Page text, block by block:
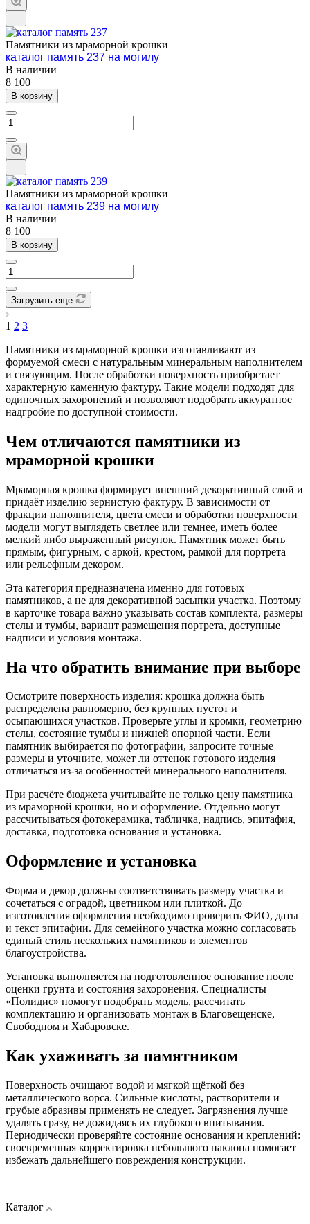
Памятники из мраморной крошки
каталог память 237 на могилу
В наличии
8 100
В корзину
Памятники из мраморной крошки
каталог память 239 на могилу
В наличии
8 100
В корзину
Загрузить еще
1 2 3
Памятники из мраморной крошки изготавливают из
формуемой смеси с натуральным минеральным наполнителем
и связующим. После обработки поверхность приобретает
характерную каменную фактуру. Такие модели подходят для
одиночных захоронений и позволяют подобрать аккуратное
надгробие по доступной стоимости.
Чем отличаются памятники из
мраморной крошки
Мраморная крошка формирует внешний декоративный слой и
придаёт изделию зернистую фактуру. В зависимости от
фракции наполнителя, цвета смеси и обработки поверхности
модели могут выглядеть светлее или темнее, иметь более
мелкий либо выраженный рисунок. Памятник может быть
прямым, фигурным, с аркой, крестом, рамкой для портрета
или рельефным декором.
Эта категория предназначена именно для готовых
памятников, а не для декоративной засыпки участка. Поэтому
в карточке товара важно указывать состав комплекта, размеры
стелы и тумбы, вариант размещения портрета, доступные
надписи и условия монтажа.
На что обратить внимание при выборе
Осмотрите поверхность изделия: крошка должна быть
распределена равномерно, без крупных пустот и
осыпающихся участков. Проверьте углы и кромки, геометрию
стелы, состояние тумбы и нижней опорной части. Если
памятник выбирается по фотографии, запросите точные
размеры и уточните, может ли оттенок готового изделия
отличаться из-за особенностей минерального наполнителя.
При расчёте бюджета учитывайте не только цену памятника
из мраморной крошки, но и оформление. Отдельно могут
рассчитываться фотокерамика, табличка, надпись, эпитафия,
доставка, подготовка основания и установка.
Оформление и установка
Форма и декор должны соответствовать размеру участка и
сочетаться с оградой, цветником или плиткой. До
изготовления оформления необходимо проверить ФИО, даты
и текст эпитафии. Для семейного участка можно согласовать
единый стиль нескольких памятников и элементов
благоустройства.
Установка выполняется на подготовленное основание после
оценки грунта и состояния захоронения. Специалисты
«Полидис» помогут подобрать модель, рассчитать
комплектацию и организовать монтаж в Благовещенске,
Свободном и Хабаровске.
Как ухаживать за памятником
Поверхность очищают водой и мягкой щёткой без
металлического ворса. Сильные кислоты, растворители и
грубые абразивы применять не следует. Загрязнения лучше
удалять сразу, не дожидаясь их глубокого впитывания.
Периодически проверяйте состояние основания и креплений:
своевременная корректировка небольшого наклона помогает
избежать дальнейшего повреждения конструкции.
Каталог